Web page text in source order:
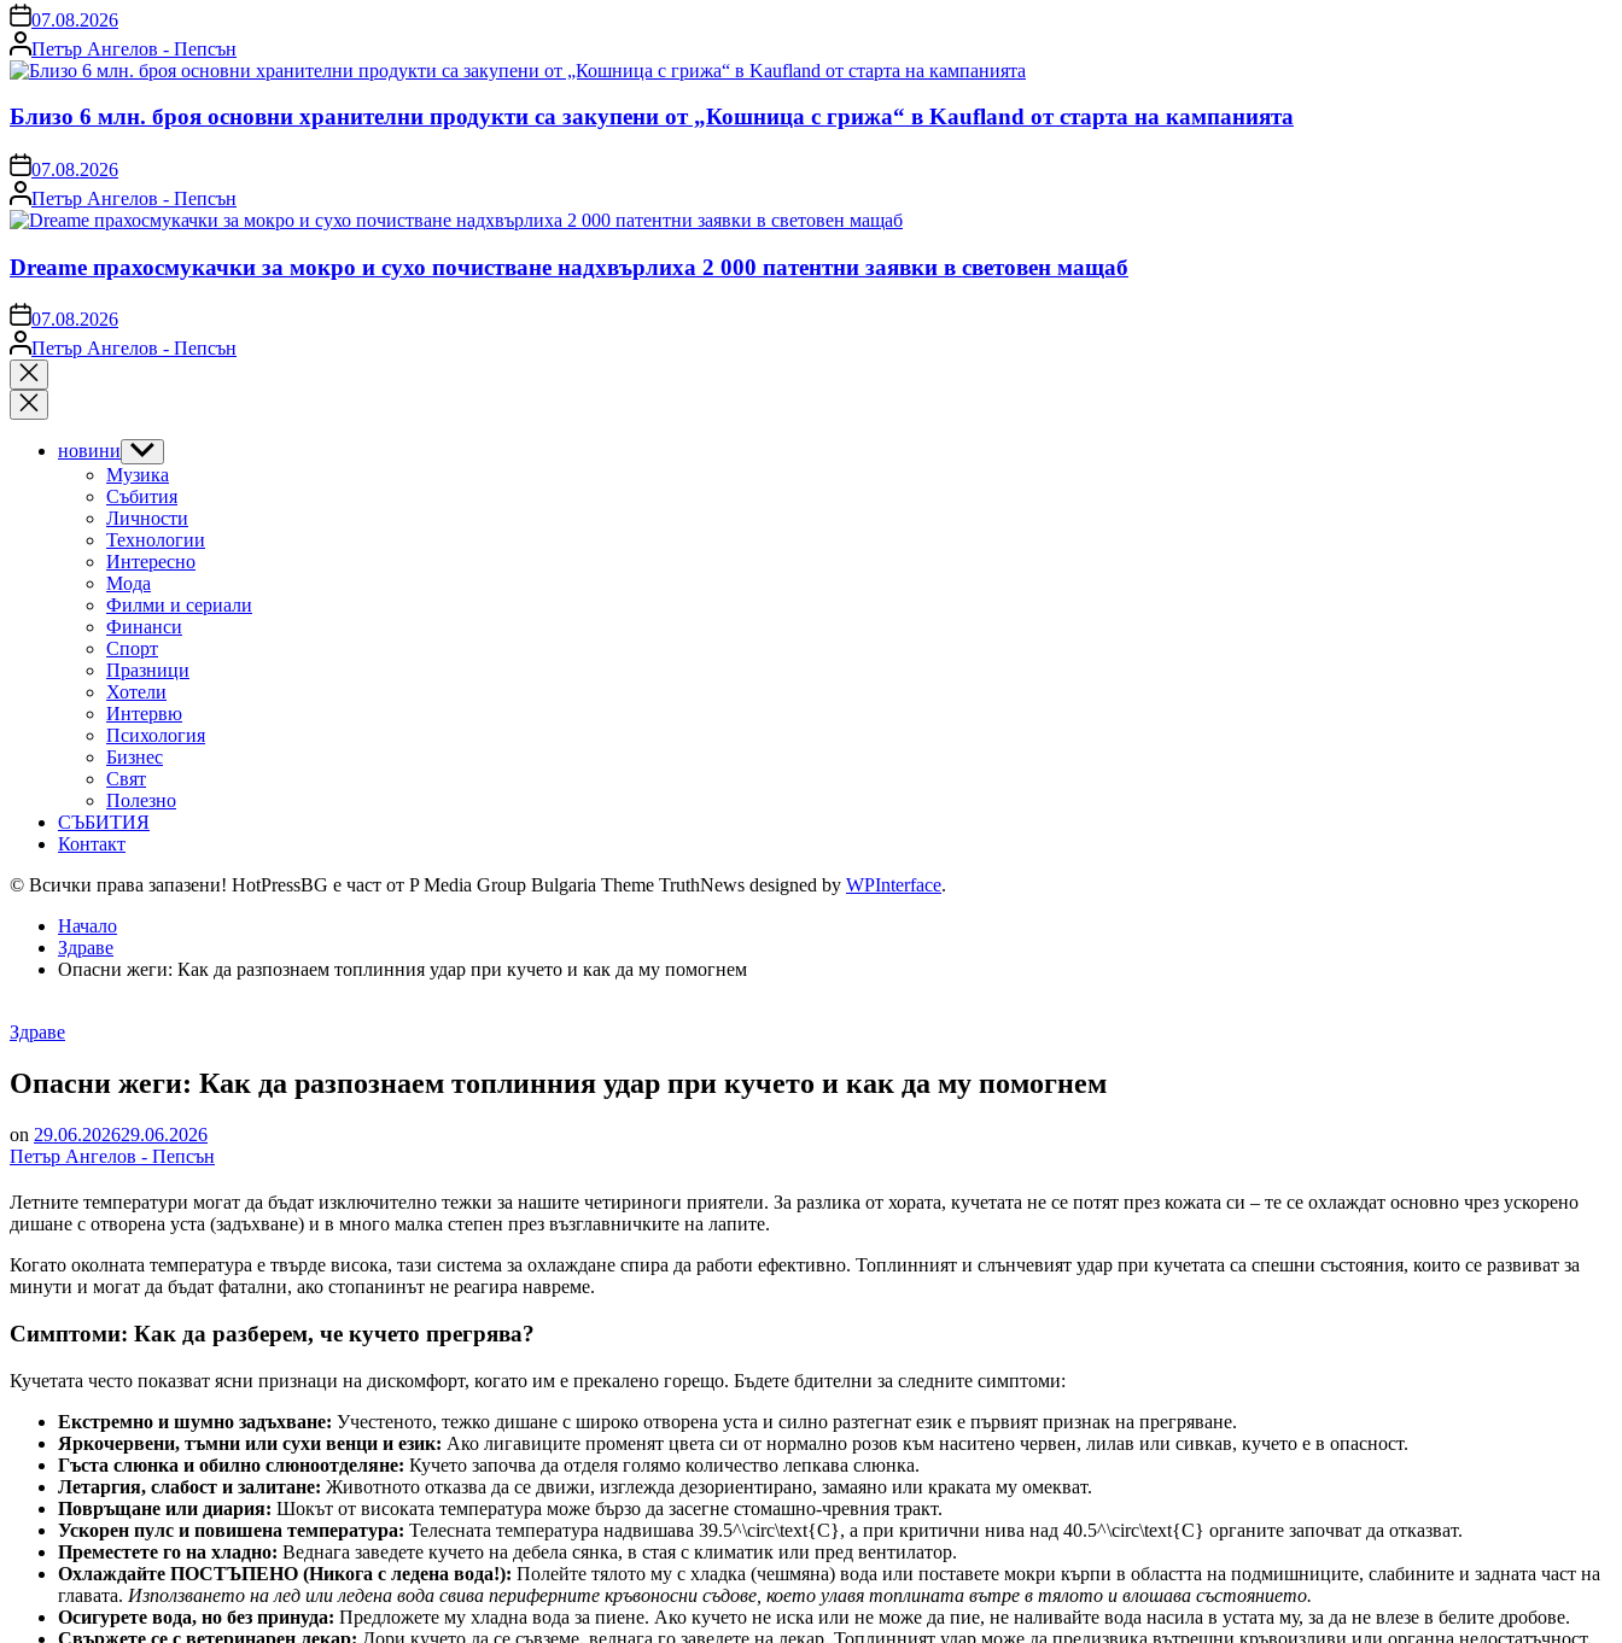
on07.08.2026
Posted
by
Петър Ангелов - Пепсън
Близо 6 млн. броя основни хранителни продукти са закупени от „Кошница с грижа“ в Kaufland от старта на кампанията
on07.08.2026
Posted
by
Петър Ангелов - Пепсън
Dreame прахосмукачки за мокро и сухо почистване надхвърлиха 2 000 патентни заявки в световен мащаб
on07.08.2026
Posted
by
Петър Ангелов - Пепсън
Close
search
новини Show
sub
menu
Музика
Събития
Личности
Технологии
Интересно
Мода
Филми и сериали
Финанси
Спорт
Празници
Хотели
Интервю
Психология
Бизнес
Свят
Полезно
СЪБИТИЯ
Контакт
© Всички права запазени! HotPressBG е част от P Media Group Bulgaria Theme TruthNews designed by WPInterface.
Начало
Здраве
Опасни жеги: Как да разпознаем топлинния удар при кучето и как да му помогнем
Posted
Здраве
Опасни жеги: Как да разпознаем топлинния удар при кучето и как да му помогнем
on 29.06.202629.06.2026
Петър Ангелов - Пепсън
​Летните температури могат да бъдат изключително тежки за нашите четириноги приятели. За разлика от хората, кучетата не се потят през кожата си – те се охлаждат основно чрез ускорено
дишане с отворена уста (задъхване) и в много малка степен през възглавничките на лапите.
​Когато околната температура е твърде висока, тази система за охлаждане спира да работи ефективно. Топлинният и слънчевият удар при кучетата са спешни състояния, които се развиват за
минути и могат да бъдат фатални, ако стопанинът не реагира навреме.
​Симптоми: Как да разберем, че кучето прегрява?
​Кучетата често показват ясни признаци на дискомфорт, когато им е прекалено горещо. Бъдете бдителни за следните симптоми:
Екстремно и шумно задъхване: Учестеното, тежко дишане с широко отворена уста и силно разтегнат език е първият признак на прегряване.
Яркочервени, тъмни или сухи венци и език: Ако лигавиците променят цвета си от нормално розов към наситено червен, лилав или сивкав, кучето е в опасност.
Гъста слюнка и обилно слюноотделяне: Кучето започва да отделя голямо количество лепкава слюнка.
Летаргия, слабост и залитане: Животното отказва да се движи, изглежда дезориентирано, замаяно или краката му омекват.
Повръщане или диария: Шокът от високата температура може бързо да засегне стомашно-чревния тракт.
Ускорен пулс и повишена температура: Телесната температура надвишава 39.5^\circ\text{C}, а при критични нива над 40.5^\circ\text{C} органите започват да отказват.
Преместете го на хладно: Веднага заведете кучето на дебела сянка, в стая с климатик или пред вентилатор.
Охлаждайте ПОСТЪПЕНО (Никога с ледена вода!): Полейте тялото му с хладка (чешмяна) вода или поставете мокри кърпи в областта на подмишниците, слабините и задната част на
главата. Използването на лед или ледена вода свива периферните кръвоносни съдове, което улавя топлината вътре в тялото и влошава състоянието.
Осигурете вода, но без принуда: Предложете му хладна вода за пиене. Ако кучето не иска или не може да пие, не наливайте вода насила в устата му, за да не влезе в белите дробове.
Свържете се с ветеринарен лекар: Дори кучето да се съвземе, веднага го заведете на лекар. Топлинният удар може да предизвика вътрешни кръвоизливи или органна недостатъчност,